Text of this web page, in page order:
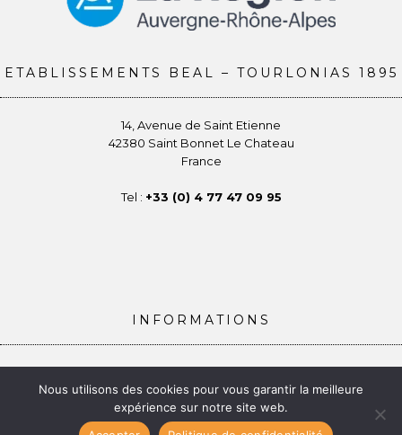
ETABLISSEMENTS BEAL – TOURLONIAS 1895
14, Avenue de Saint Etienne
42380 Saint Bonnet Le Chateau
France
Tel : +33 (0) 4 77 47 09 95
INFORMATIONS
Politique de confidentialité
Gestion des Cookies
Mentions légales
Nous utilisons des cookies pour vous garantir la meilleure
expérience sur notre site web.